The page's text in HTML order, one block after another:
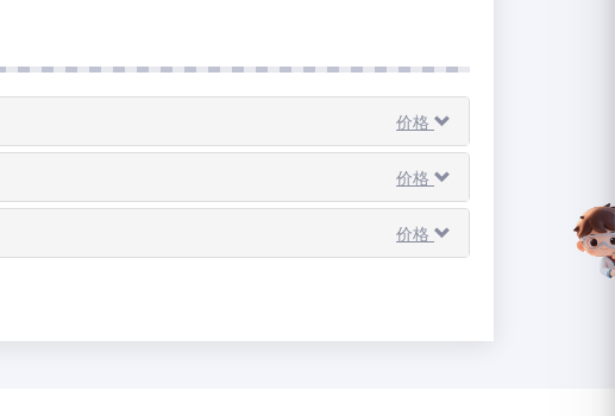
价格
价格
价格